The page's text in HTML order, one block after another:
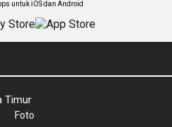
untuk iOS dan Android
Timur
Foto